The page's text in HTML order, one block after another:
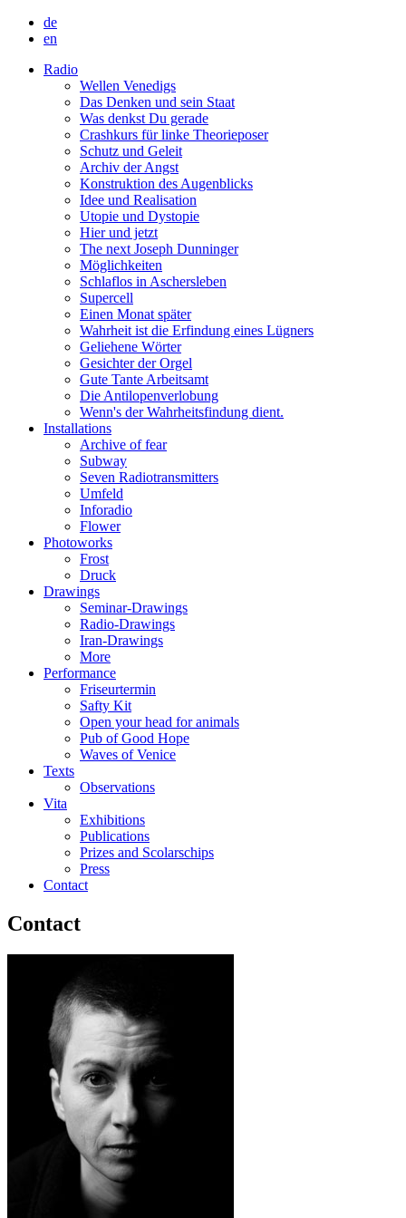
de
en
Radio
Wellen Venedigs
Das Denken und sein Staat
Was denkst Du gerade
Crashkurs für linke Theorieposer
Schutz und Geleit
Archiv der Angst
Konstruktion des Augenblicks
Idee und Realisation
Utopie und Dystopie
Hier und jetzt
The next Joseph Dunninger
Möglichkeiten
Schlaflos in Aschersleben
Supercell
Einen Monat später
Wahrheit ist die Erfindung eines Lügners
Geliehene Wörter
Gesichter der Orgel
Gute Tante Arbeitsamt
Die Antilopenverlobung
Wenn's der Wahrheitsfindung dient.
Installations
Archive of fear
Subway
Seven Radiotransmitters
Umfeld
Inforadio
Flower
Photoworks
Frost
Druck
Drawings
Seminar-Drawings
Radio-Drawings
Iran-Drawings
More
Performance
Friseurtermin
Safty Kit
Open your head for animals
Pub of Good Hope
Waves of Venice
Texts
Observations
Vita
Exhibitions
Publications
Prizes and Scolarschips
Press
Contact
Contact